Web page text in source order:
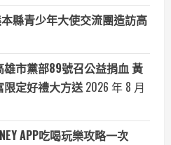
縣青少年大使交流團造訪高
市黨部89號召公益捐血 黃
定好禮大方送 2026 年 8 月
APP吃喝玩樂攻略一次